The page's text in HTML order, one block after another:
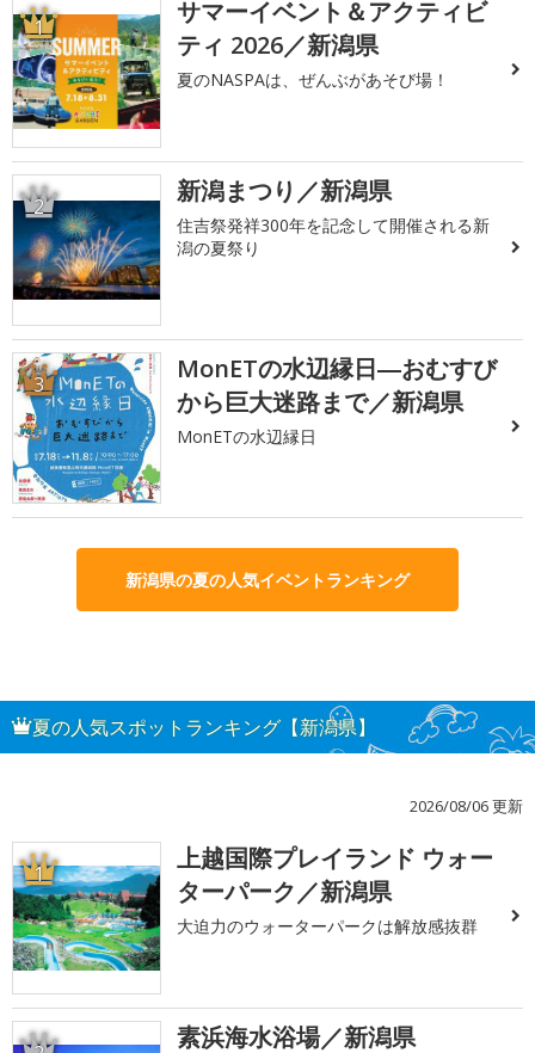
1
サマーイベント＆アクティビ
ティ 2026／新潟県
夏のNASPAは、ぜんぶがあそび場！
2 新潟まつり／新潟県
住吉祭発祥300年を記念して開催される新
潟の夏祭り
3
MonETの水辺縁日―おむすび
から巨大迷路まで／新潟県
MonETの水辺縁日
新潟県の夏の人気イベントランキング
夏の人気スポットランキング【新潟県】
2026/08/06 更新
1
上越国際プレイランド ウォー
ターパーク／新潟県
大迫力のウォーターパークは解放感抜群
素浜海水浴場／新潟県